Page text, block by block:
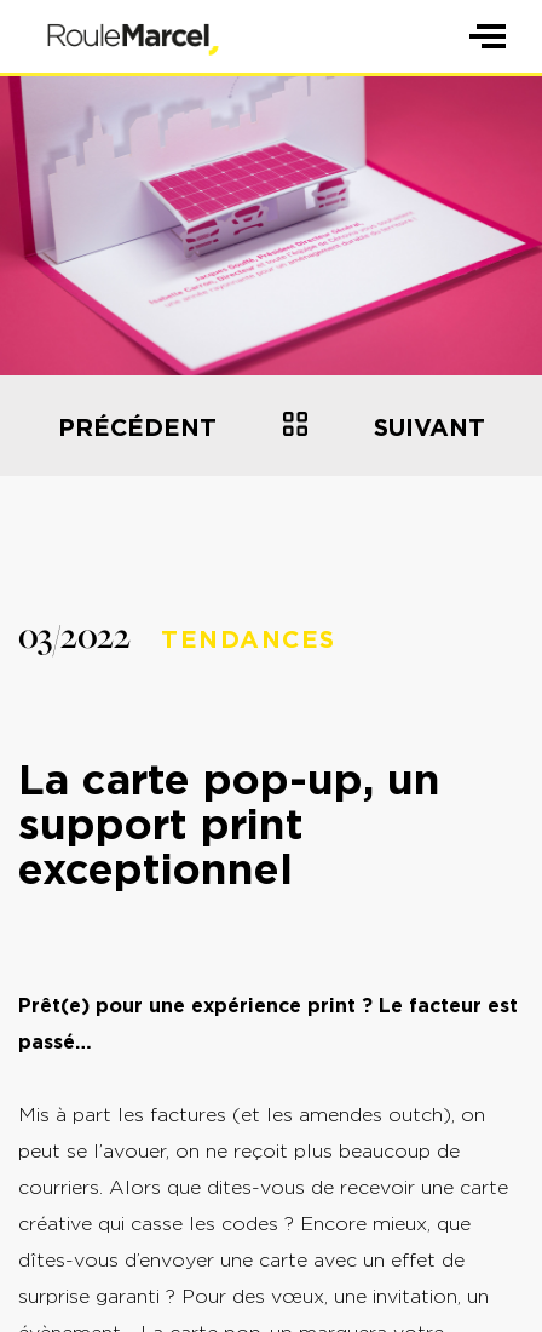
PRÉCÉDENT SUIVANT
03/2022 TENDANCES
La carte pop-up, un
support print
exceptionnel
Prêt(e) pour une expérience print ? Le facteur est
passé…
Mis à part les factures (et les amendes outch), on
peut se l’avouer, on ne reçoit plus beaucoup de
courriers. Alors que dites-vous de recevoir une carte
créative qui casse les codes ? Encore mieux, que
dîtes-vous d’envoyer une carte avec un effet de
surprise garanti ? Pour des vœux, une invitation, un